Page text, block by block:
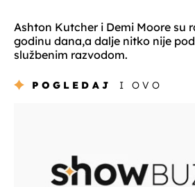
Ashton Kutcher i Demi Moore su
godinu dana,a dalje nitko nije
službenim razvodom.
POGLEDAJ I OVO